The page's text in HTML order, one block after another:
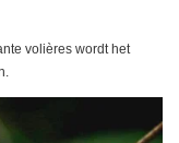
volières wordt het